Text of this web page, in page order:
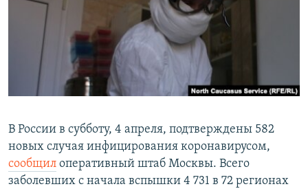
РАСПИСАНИЕ ВЕЩАНИЯ
ПОДПИШИТЕСЬ НА РАССЫЛКУ
СОЦИАЛЬНЫЕ СЕТИ
Все сайты РСЕ/РС
В России в субботу, 4 апреля, подтверждены 582
новых случая инфицирования коронавирусом,
сообщил оперативный штаб Москвы. Всего
заболевших с начала вспышки 4 731 в 72 регионах